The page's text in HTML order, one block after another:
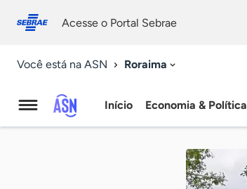
conosco
Acesse o Portal Sebrae
Você está na ASN Roraima
Agência
Início Economia & Política